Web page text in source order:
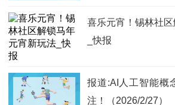
喜乐元宵！锡林社
_快报
报道:AI人工智能概
注！（2026/2/27）